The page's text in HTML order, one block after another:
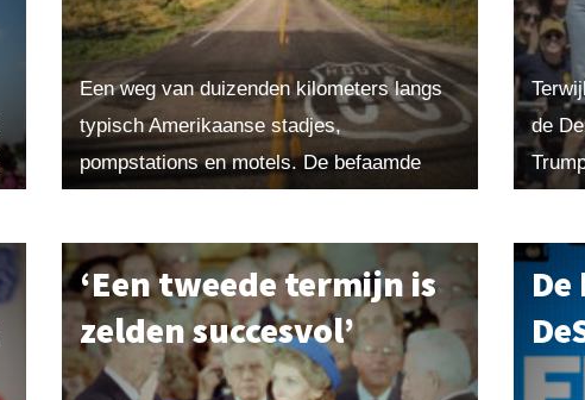
Een weg van duizenden kilometers langs
typisch Amerikaanse stadjes,
pompstations en motels. De befaamde
de
‘Een tweede termijn is
zelden succesvol’